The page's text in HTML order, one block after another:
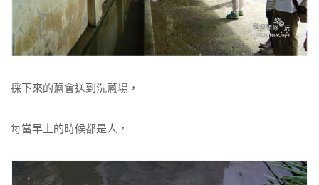
採下來的蔥會送到洗蔥場，
每當早上的時候都是人，